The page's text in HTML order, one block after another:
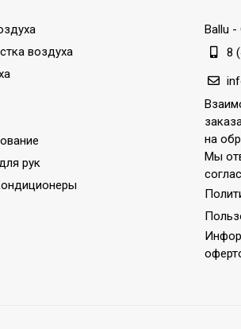
воздуха
рук
Ballu -
8
на
Мы